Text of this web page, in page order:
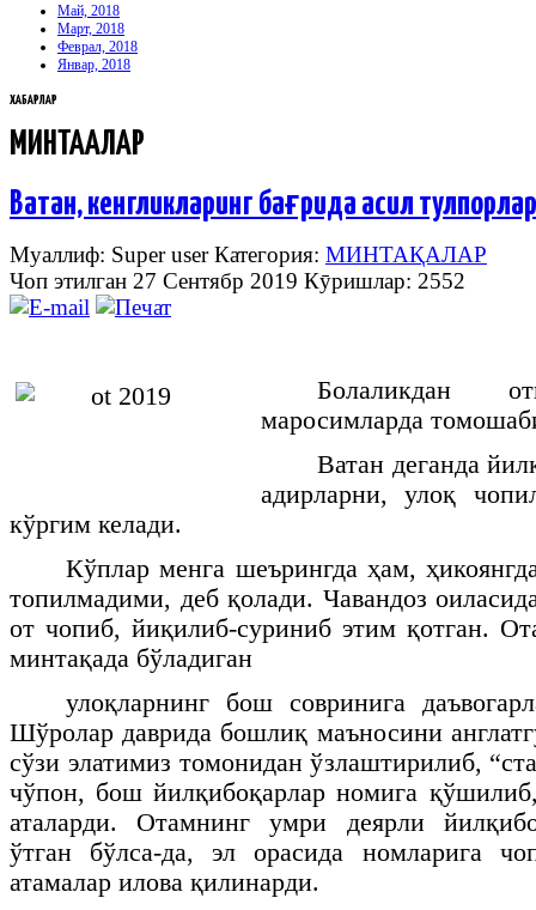
Май, 2018
Март, 2018
Феврал, 2018
Январ, 2018
ХАБАРЛАР
МИНТАҚАЛАР
Ватан, кенгликларинг бағрида асил
Муаллиф: Super userКатегория: МИНТАҚАЛАР
Чоп этилган 27 Сентябр 2019 Кӯришлар: 2552
Болаликдан
маросимларда
Ватан деганда
адирларни, улоқ
кўргим келади.
Кўплар менга шеърингда ҳам,
топилмадими, деб қолади. Чавандоз
от чопиб, йиқилиб-суриниб этим қотган.
минтақада бўладиган
улоқларнинг бош совринига
Шўролар даврида бошлиқ маъносини
сўзи элатимиз томонидан ўзлаштирилиб,
чўпон, бош йилқибоқарлар номига
аталарди. Отамнинг умри деярли
ўтган бўлса-да, эл орасида номларига
атамалар илова қилинарди.